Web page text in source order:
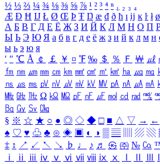
½ ⅓ ⅔ ¼ ¾ ⅛ ⅜ ⅝ ⅞ ¹ ² ³ ⁴ ⁿ ₁ ₂ ₃ ₄
Æ Ð Ħ Ĳ Ł Ø Œ Þ Ŧ Ŋ æ đ ð ħ ı ĳ ĸ ŀ ł ø
А Б В Г Д Е Ё Ж З И Й К Л М Н О П
Ы Ь Э Ю Я а б в г д е ё ж з и й к л м н
ы ь э ю я
′ ″ ℃ Å ￠ ￡ ￥ ¤ ℉ ‰ ＄ ％ Ｆ ￦ ㎕
㎙ ㎚ ㎛ ㎜ ㎝ ㎞ ㎟ ㎠ ㎡ ㎢ ㏊ ㎍ ㎎
㎱ ㎲ ㎳ ㎴ ㎵ ㎶ ㎷ ㎸ ㎹ ㎀ ㎁ ㎂ ㎃
㎒ ㎓ ㎔ Ω ㏀ ㏁ ㎊ ㎋ ㎌ ㏖ ㏅ ㎭ ㎮
㏃ ㏉ ㏜ ㏆
§ ※ ☆ ★ ○ ● ◎ ◇ ◆ □ ■ △ ▽ → ←
♠ ♡ ♥ ♧ ♣ ⊙ ◈ ▣ ◐ ◑ ▒ ▤ ▨ ▧
‡ ↕ ↗ ↙ ↖ ↘ ♭ ♩ ♪ ♬ ㉿ ㈜ № ㏇
ⅰ
ⅱ ⅲ ⅳ ⅴ ⅵ ⅶ ⅷ ⅸ ⅹ